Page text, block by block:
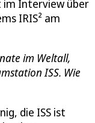
Interview über
IRIS² am
im Weltall,
ISS. Wie
die ISS ist